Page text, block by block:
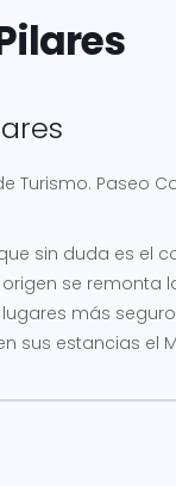
Turismo. Paseo
sin duda es
se
más
estancias el